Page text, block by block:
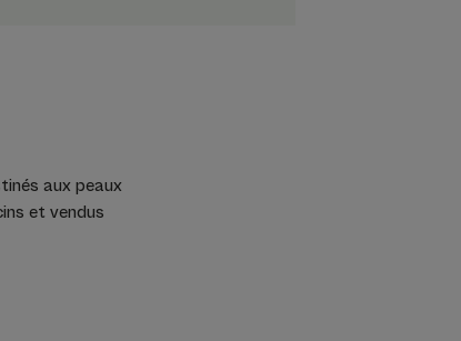
aux peaux
et vendus